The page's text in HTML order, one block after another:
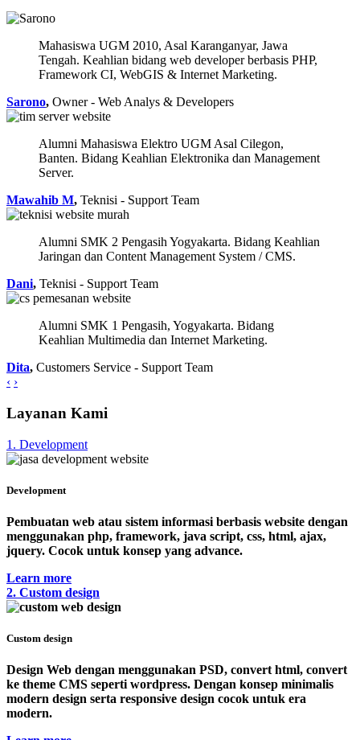
Mahasiswa UGM 2010, Asal Karanganyar, Jawa
Tengah. Keahlian bidang web developer berbasis PHP,
Framework CI, WebGIS & Internet Marketing.
Sarono, Owner - Web Analys & Developers
Alumni Mahasiswa Elektro UGM Asal Cilegon,
Banten. Bidang Keahlian Elektronika dan Management
Server.
Mawahib M, Teknisi - Support Team
Alumni SMK 2 Pengasih Yogyakarta. Bidang Keahlian
Jaringan dan Content Management System / CMS.
Dani, Teknisi - Support Team
Alumni SMK 1 Pengasih, Yogyakarta. Bidang
Keahlian Multimedia dan Internet Marketing.
Dita, Customers Service - Support Team
‹ ›
Layanan Kami
1. Development
Development
Pembuatan web atau sistem informasi berbasis website dengan
menggunakan php, framework, java script, css, html, ajax,
jquery. Cocok untuk konsep yang advance.
Learn more
2. Custom design
Custom design
Design Web dengan menggunakan PSD, convert html, convert
ke theme CMS seperti wordpress. Dengan konsep minimalis
modern design serta responsive design cocok untuk era
modern.